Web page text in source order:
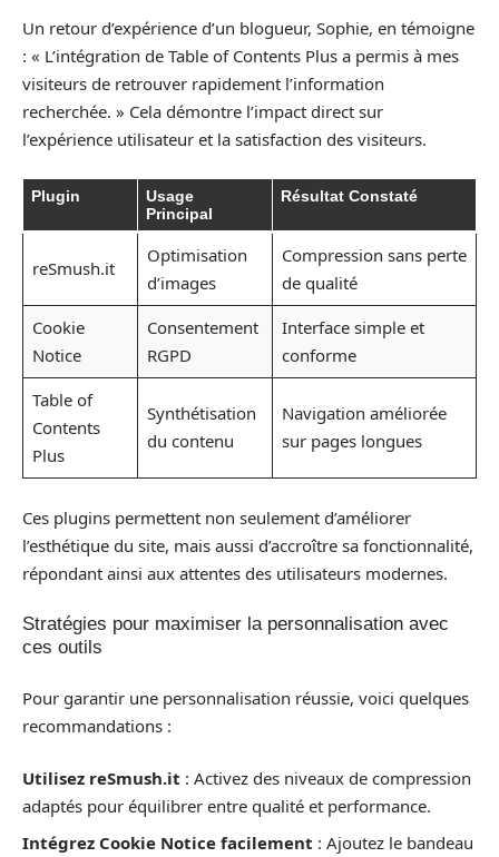
Un retour d’expérience d’un blogueur, Sophie, en témoigne
: « L’intégration de Table of Contents Plus a permis à mes
visiteurs de retrouver rapidement l’information
recherchée. » Cela démontre l’impact direct sur
l’expérience utilisateur et la satisfaction des visiteurs.
Plugin
Usage
Principal
Résultat Constaté
reSmush.it
Optimisation
d’images
Compression sans perte
de qualité
Cookie
Notice
Consentement
RGPD
Interface simple et
conforme
Table of
Contents
Plus
Synthétisation
du contenu
Navigation améliorée
sur pages longues
Ces plugins permettent non seulement d’améliorer
l’esthétique du site, mais aussi d’accroître sa fonctionnalité,
répondant ainsi aux attentes des utilisateurs modernes.
Stratégies pour maximiser la personnalisation avec
ces outils
Pour garantir une personnalisation réussie, voici quelques
recommandations :
Utilisez reSmush.it : Activez des niveaux de compression
adaptés pour équilibrer entre qualité et performance.
Intégrez Cookie Notice facilement : Ajoutez le bandeau